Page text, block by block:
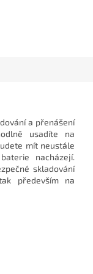
a přenášení
usadíte na
mít neustále
nacházejí.
skladování
především na